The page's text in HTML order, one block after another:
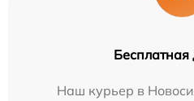
Бесплатная
Наш курьер в